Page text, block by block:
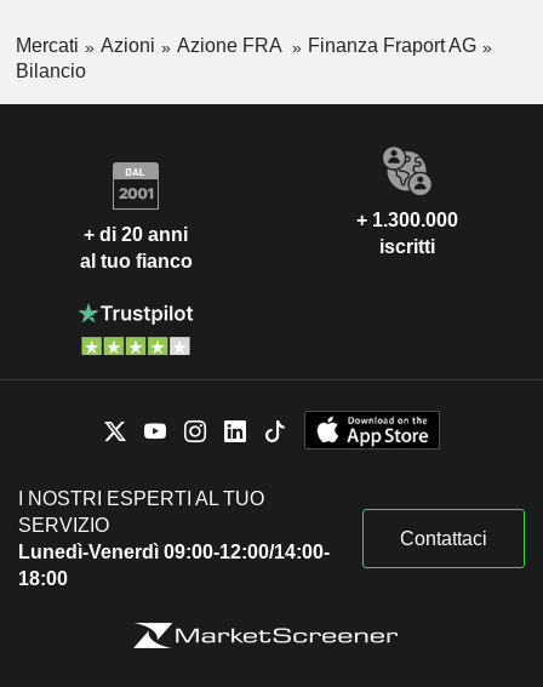
Mercati Azioni Azione FRA
Finanza Fraport AG
Bilancio
+ di 20 anni
al tuo fianco
+ 1.300.000
iscritti
I NOSTRI ESPERTI AL TUO
SERVIZIO
Lunedì-Venerdì 09:00-12:00/14:00-
18:00
Contattaci